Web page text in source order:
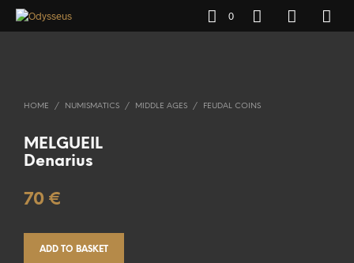
0
HOME / NUMISMATICS / MIDDLE AGES / FEUDAL COINS
MELGUEIL
Denarius
70 €
ADD TO BASKET